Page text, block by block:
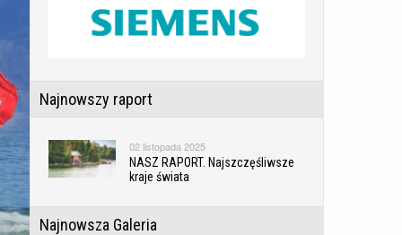
Najnowszy raport
02 listopada 2025
NASZ RAPORT. Najszczęśliwsze
kraje świata
Najnowsza Galeria